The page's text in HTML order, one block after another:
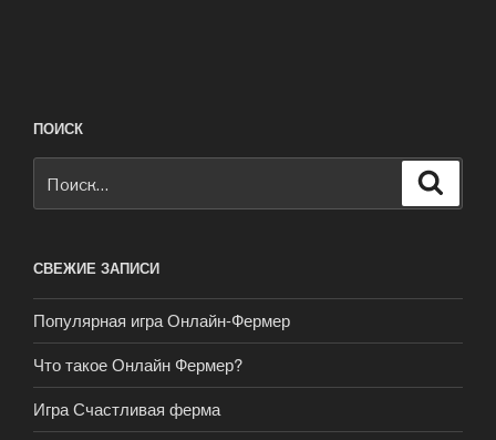
ПОИСК
СВЕЖИЕ ЗАПИСИ
Популярная игра Онлайн-Фермер
Что такое Онлайн Фермер?
Игра Счастливая ферма